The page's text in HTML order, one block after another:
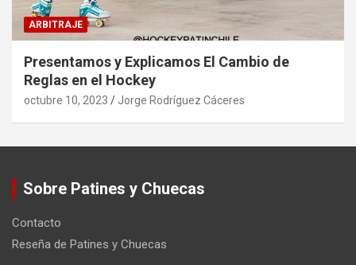
ARBITRAJE
Presentamos y Explicamos El Cambio de
Reglas en el Hockey
octubre 10, 2023 Jorge Rodríguez Cáceres
Sobre Patines y Chuecas
Contacto
Reseña de Patines y Chuecas